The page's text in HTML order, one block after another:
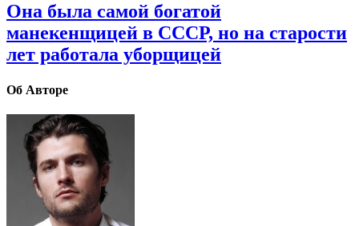
Она была самой богатой
манекенщицей в СССР, но на старости
лет работала уборщицей
Об Авторе